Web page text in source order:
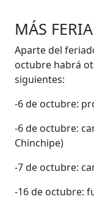
MÁS
Aparte del
octubre habrá
siguientes:
-6 de octubre:
-6 de octubre:
Chinchipe)
-7 de octubre:
-16 de octubre: